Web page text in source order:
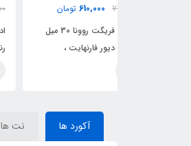
2,485,000
1,970,000
ادکلن مردانه فراگرنس ورد مدل
رنهایت رایحه دیور فارنهایت
آکورد ها نت ها